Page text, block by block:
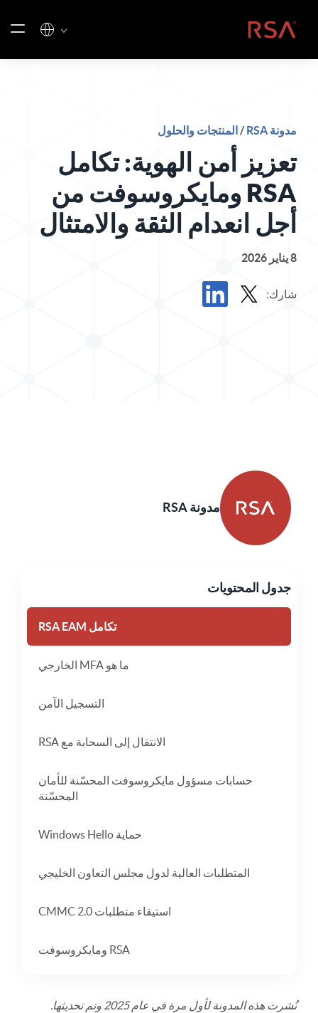
الصفحة الرئيسية
مدونة RSA / المنتجات والحلول
تعزيز أمن الهوية: تكامل
RSA ومايكروسوفت من
أجل انعدام الثقة والامتثال
8 يناير 2026
شارك:
مدونة RSA
جدول المحتويات
تكامل RSA EAM
ما هو MFA الخارجي
التسجيل الآمن
الانتقال إلى السحابة مع RSA
حسابات مسؤول مايكروسوفت المحسّنة للأمان
المحسّنة
حماية Windows Hello
المتطلبات العالية لدول مجلس التعاون الخليجي
استيفاء متطلبات CMMC 2.0
RSA ومايكروسوفت
نُشرت هذه المدونة لأول مرة في عام 2025 وتم تحديثها.